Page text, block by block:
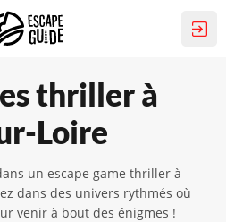
thriller à
Loire
un escape game thriller à
dans des univers rythmés où
venir à bout des énigmes !